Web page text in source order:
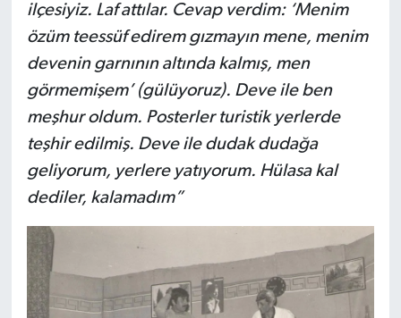
ilçesiyiz. Laf attılar. Cevap verdim: ‘Menim
özüm teessüf edirem gızmayın mene, menim
devenin garnının altında kalmış, men
görmemişem’ (gülüyoruz). Deve ile ben
meşhur oldum. Posterler turistik yerlerde
teşhir edilmiş. Deve ile dudak dudağa
geliyorum, yerlere yatıyorum. Hülasa kal
dediler, kalamadım”